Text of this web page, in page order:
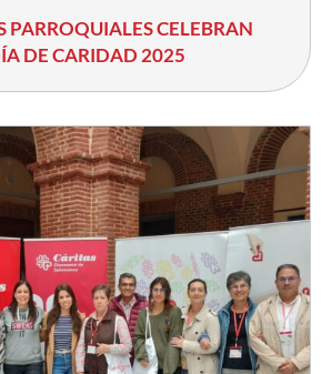
PARROQUIALES CELEBRAN
DE CARIDAD 2025